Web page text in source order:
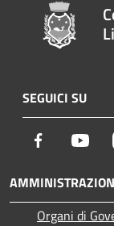
SEGUICI SU
Facebook
Organi di